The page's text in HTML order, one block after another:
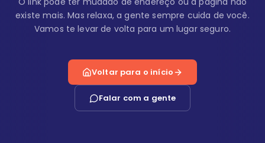
existe mais. Mas relaxa, a gente sempre cuida de você.
Vamos te levar de volta para um lugar seguro.
Voltar para o início
Falar com a gente